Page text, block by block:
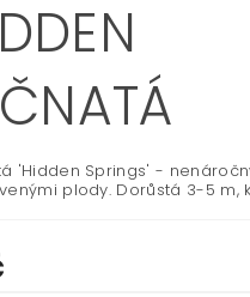
'Hidden Springs' -
plody. Dorůstá 3-5 m,